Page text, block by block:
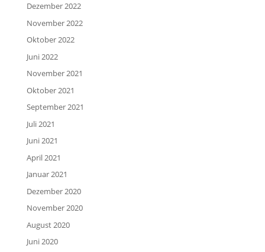
Dezember 2022
November 2022
Oktober 2022
Juni 2022
November 2021
Oktober 2021
September 2021
Juli 2021
Juni 2021
April 2021
Januar 2021
Dezember 2020
November 2020
August 2020
Juni 2020